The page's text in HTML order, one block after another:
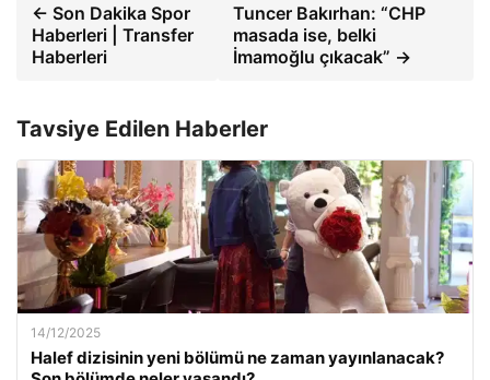
← Son Dakika Spor
Haberleri | Transfer
Haberleri
Tuncer Bakırhan: “CHP
masada ise, belki
İmamoğlu çıkacak” →
Tavsiye Edilen Haberler
14/12/2025
Halef dizisinin yeni bölümü ne zaman yayınlanacak?